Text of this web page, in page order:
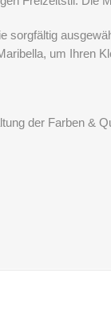
sorgfältig
um Ihren
der Farben &